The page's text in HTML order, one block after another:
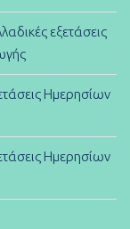
εξετάσεις
Ημερησίων
Ημερησίων